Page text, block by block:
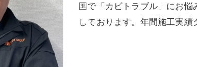
国で「カビトラブル」にお
しております。年間施工実績